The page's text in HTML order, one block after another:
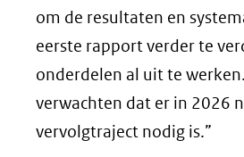
om de resultaten en
eerste rapport verder te
onderdelen al uit te
verwachten dat er in 2026
vervolgtraject nodig is.”